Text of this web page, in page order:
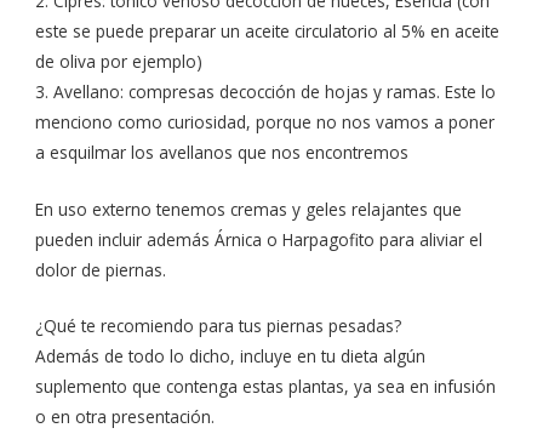
este se puede preparar un aceite circulatorio al 5% en aceite
de oliva por ejemplo)
3. Avellano: compresas decocción de hojas y ramas. Este lo
menciono como curiosidad, porque no nos vamos a poner
a esquilmar los avellanos que nos encontremos
En uso externo tenemos cremas y geles relajantes que
pueden incluir además Árnica o Harpagofito para aliviar el
dolor de piernas.
¿Qué te recomiendo para tus piernas pesadas?
Además de todo lo dicho, incluye en tu dieta algún
suplemento que contenga estas plantas, ya sea en infusión
o en otra presentación.